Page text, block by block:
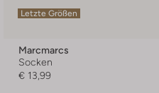
Letzte Größen
Marcmarcs
Socken
€ 13,99